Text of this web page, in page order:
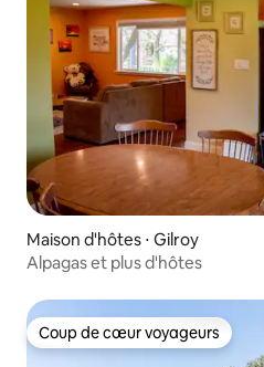
Maison d'hôtes ⋅ Gilroy
Alpagas et plus d'hôtes
Coup de cœur voyageurs
Coup de cœur voyageurs